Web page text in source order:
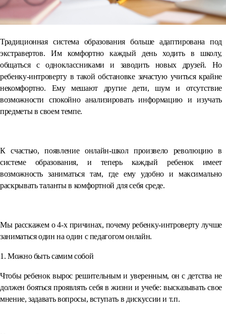
Традиционная система образования больше адаптирована под
экстравертов. Им комфортно каждый день ходить в школу,
общаться с одноклассниками и заводить новых друзей. Но
ребенку-интроверту в такой обстановке зачастую учиться крайне
некомфортно. Ему мешают другие дети, шум и отсутствие
возможности спокойно анализировать информацию и изучать
предметы в своем темпе.
К счастью, появление онлайн-школ произвело революцию в
системе образования, и теперь каждый ребенок имеет
возможность заниматься там, где ему удобно и максимально
раскрывать таланты в комфортной для себя среде.
Мы расскажем о 4-х причинах, почему ребенку-интроверту лучше
заниматься один на один с педагогом онлайн.
1. Можно быть самим собой
Чтобы ребенок вырос решительным и уверенным, он с детства не
должен бояться проявлять себя в жизни и учебе: высказывать свое
мнение, задавать вопросы, вступать в дискуссии и т.п.